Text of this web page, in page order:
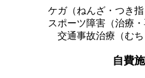
ケガ（ねんざ・つき指
スポーツ障害（治療・
交通事故治療（むち
自費